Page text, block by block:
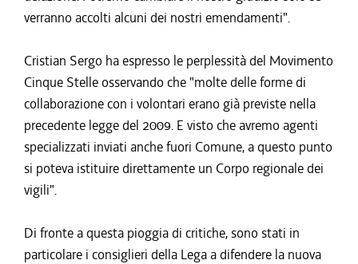
verranno accolti alcuni dei nostri emendamenti".
Cristian Sergo ha espresso le perplessità del Movimento
Cinque Stelle osservando che "molte delle forme di
collaborazione con i volontari erano già previste nella
precedente legge del 2009. E visto che avremo agenti
specializzati inviati anche fuori Comune, a questo punto
si poteva istituire direttamente un Corpo regionale dei
vigili".
Di fronte a questa pioggia di critiche, sono stati in
particolare i consiglieri della Lega a difendere la nuova